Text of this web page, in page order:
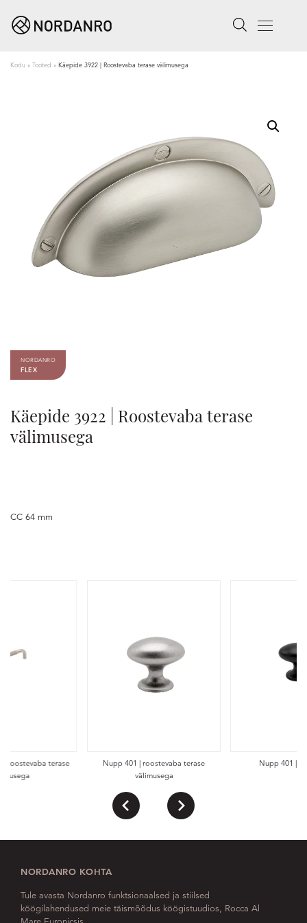
Search
Menu
Kodu » Tooted » Käepide 3922 | Roostevaba terase välimusega
Käepide 3922 | Roostevaba terase
välimusega
NORDANRO
FLEX
CC 64 mm
Roostevaba terase
Nupp 401 | roostevaba terase
välimusega
Nupp 401 |
NORDANRO KOHTA
Tule avasta Nordanro funktsionaalsed ja stiilsed
köögilahendused meie täismõõdus köögistuudios, Rocca Al